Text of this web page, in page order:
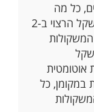
כל מה
שעליכם לעשות הוא לבחור את המשקל הרצוי ב-2
אוטומטית
במקומן, כל